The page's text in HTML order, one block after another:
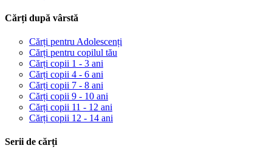
Cărți după vârstă
Cărți pentru Adolescenți
Cărți pentru copilul tău
Cărți copii 1 - 3 ani
Cărți copii 4 - 6 ani
Cărți copii 7 - 8 ani
Cărți copii 9 - 10 ani
Cărți copii 11 - 12 ani
Cărți copii 12 - 14 ani
Serii de cărți